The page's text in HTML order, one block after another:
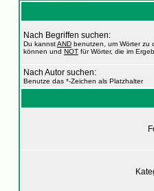
Nach Begriffen suchen:
Du kannstANDbenutzen, um Wörter zu
können und NOTfür Wörter, die im
Nach Autor suchen:
Benutze das *-Zeichen als Platzhalter